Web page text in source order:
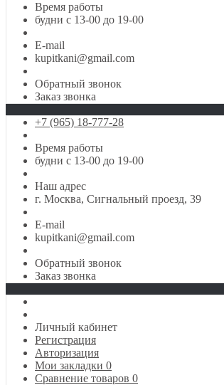
Время работы
будни с 13-00 до 19-00
E-mail
kupitkani@gmail.com
Обратный звонок
Заказ звонка
+7 (965) 18-777-28
Время работы
будни с 13-00 до 19-00
Наш адрес
г. Москва, Сигнальный проезд, 39
E-mail
kupitkani@gmail.com
Обратный звонок
Заказ звонка
Личный кабинет
Регистрация
Авторизация
Мои закладки 0
Сравнение товаров 0